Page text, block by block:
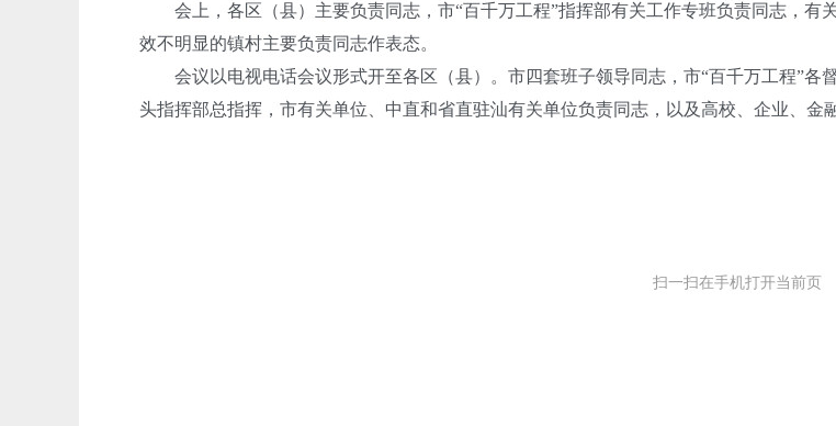
会上，各区（县）主要负责同志，市“百千万工程”指挥部有关工作专班负责同志，有
效不明显的镇村主要负责同志作表态。
会议以电视电话会议形式开至各区（县）。市四套班子领导同志，市“百千万工程”各
头指挥部总指挥，市有关单位、中直和省直驻汕有关单位负责同志，以及高校、企业、金
扫一扫在手机打开当前页